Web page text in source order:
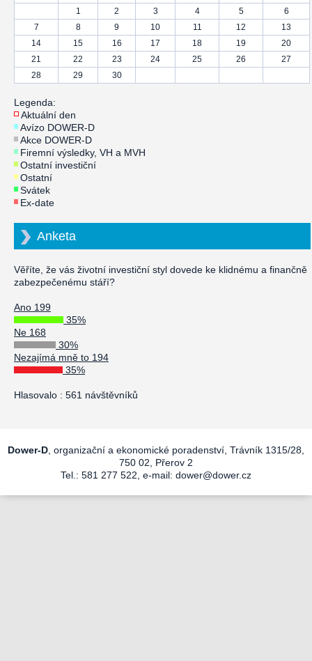
1
2 3 4 5
6
7
8 9 10 11 12
13
14
15 16 17 18 19
20
21
22 23 24 25 26
27
28
29 30
Legenda:
Aktuální den
Avízo DOWER-D
Akce DOWER-D
Firemní výsledky, VH a MVH
Ostatní investiční
Ostatní
Svátek
Ex-date
Anketa
Věříte, že vás životní investiční styl dovede ke klidnému a finančně
zabezpečenému stáří?
Ano 199
35%
Ne 168
30%
Nezajímá mně to 194
35%
Hlasovalo : 561 návštěvníků
Dower-D , organizační a ekonomické poradenství, Trávník 1315/28,
750 02, Přerov 2
Tel.: 581 277 522, e-mail: dower@dower.cz